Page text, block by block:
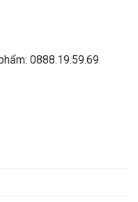
hãng
0888.19.59.69